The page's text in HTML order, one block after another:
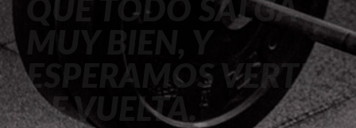
QUE TODO SALGA
MUY BIEN, Y
ESPERAMOS VERTE
DE VUELTA.